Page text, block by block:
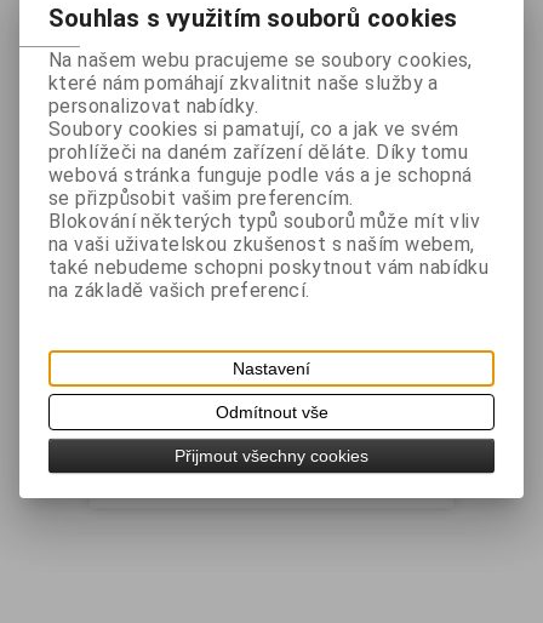
adapter
Vaše cena bez DPH:599 Kč
Vaše cena s DPH:725 Kč
ks
Přidat do košíku
Katalogové číslo: RWD100-BX
Záruka (měsíců):24
Dostupnost: Skladem
Tisk
Souhlas s využitím souborů cookies
Na našem webu pracujeme se soubory cookies,
které nám pomáhají zkvalitnit naše služby a
personalizovat nabídky.
Soubory cookies si pamatují, co a jak ve svém
prohlížeči na daném zařízení děláte. Díky tomu
webová stránka funguje podle vás a je schopná
se přizpůsobit vašim preferencím.
Blokování některých typů souborů může mít vliv
na vaši uživatelskou zkušenost s naším webem,
také nebudeme schopni poskytnout vám nabídku
na základě vašich preferencí.
Nastavení
Odmítnout vše
Přijmout všechny cookies